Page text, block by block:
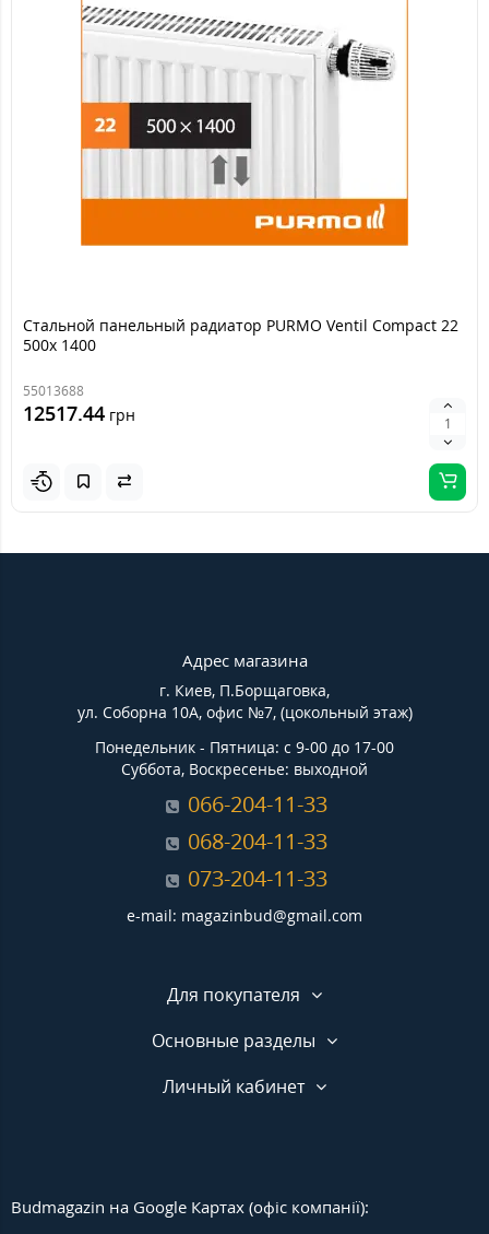
Стальной панельный радиатор PURMO Ventil Compact 22
500x 1400
55013688
12517.44 грн
Адрес магазина
г. Киев, П.Борщаговка,
ул. Соборна 10А, офис №7, (цокольный этаж)
Понедельник - Пятница: с 9-00 до 17-00
Суббота, Воскресенье: выходной
066-204-11-33
068-204-11-33
073-204-11-33
e-mail: magazinbud@gmail.com
Для покупателя
Основные разделы
Личный кабинет
Budmagazin на Google Картах (офіс компанії):